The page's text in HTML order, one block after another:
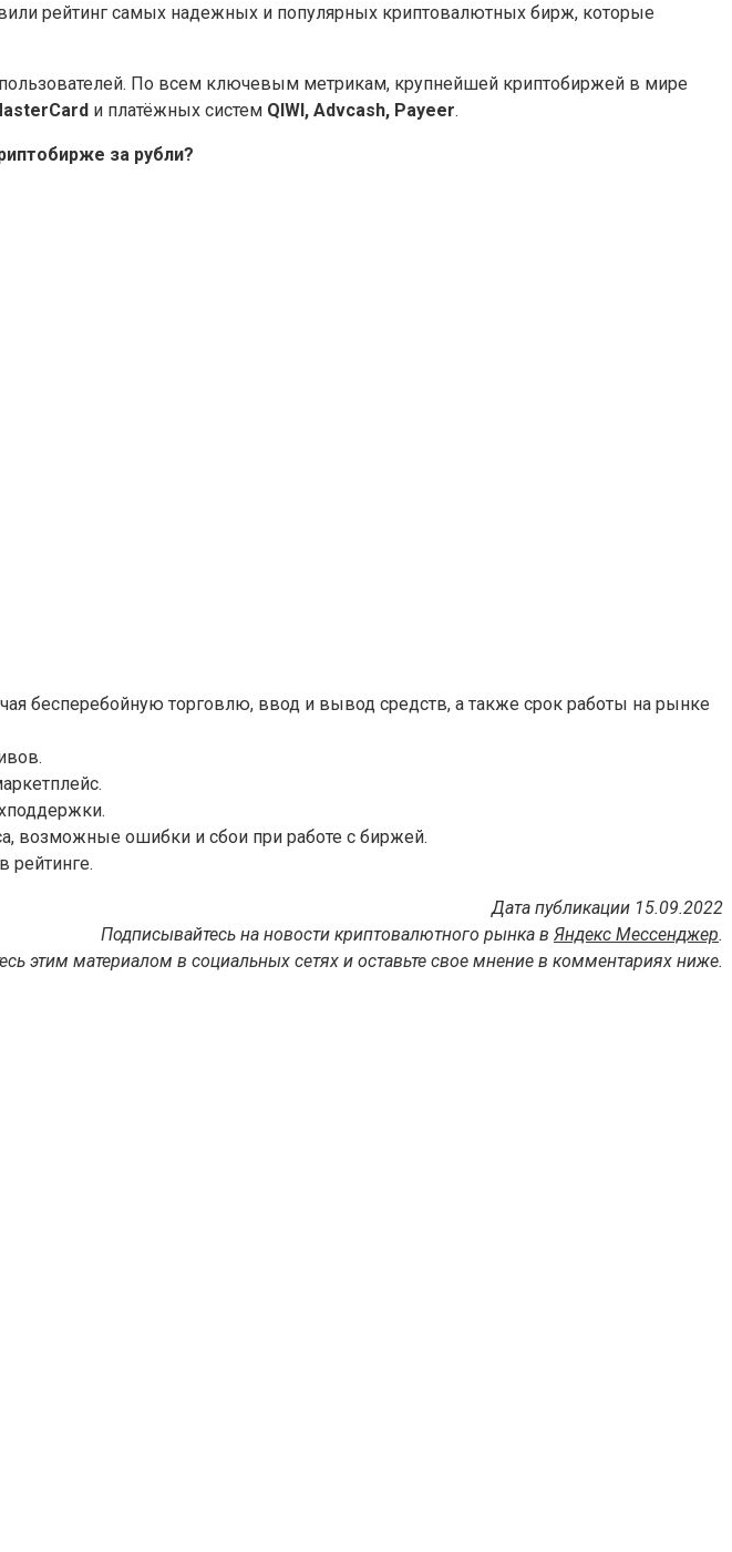
рейтинг самых надежных и популярных криптовалютных бирж, которые
По всем ключевым метрикам, крупнейшей криптобиржей в мире
и платёжных систем QIWI, Advcash, Payeer.
за рубли?
бесперебойную торговлю, ввод и вывод средств, а также срок работы на рынке
возможные ошибки и сбои при работе с биржей.
рейтинге.
Дата публикации 15.09.2022
Подписывайтесь на новости криптовалютного рынка в Яндекс Мессенджер.
этим материалом в социальных сетях и оставьте свое мнение в комментариях ниже.